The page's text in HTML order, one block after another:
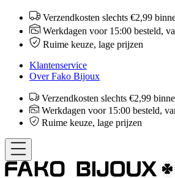
Verzendkosten slechts €2,99
Werkdagen voor 15:00 besteld,
Ruime keuze, lage prijzen
Klantenservice
Over Fako Bijoux
Verzendkosten slechts €2,99
Werkdagen voor 15:00 besteld,
Ruime keuze, lage prijzen